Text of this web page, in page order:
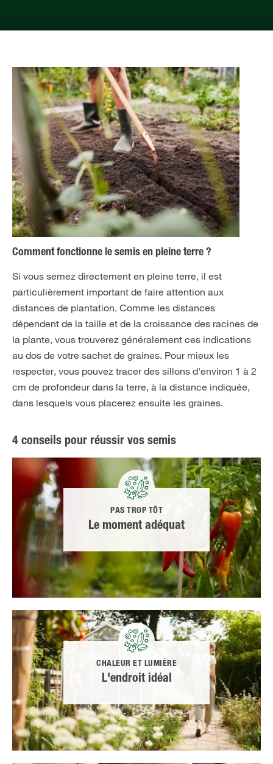
Comment fonctionne le semis en pleine terre ?
Si vous semez directement en pleine terre, il est
particulièrement important de faire attention aux
distances de plantation. Comme les distances
dépendent de la taille et de la croissance des racines de
la plante, vous trouverez généralement ces indications
au dos de votre sachet de graines. Pour mieux les
respecter, vous pouvez tracer des sillons d'environ 1 à 2
cm de profondeur dans la terre, à la distance indiquée,
dans lesquels vous placerez ensuite les graines.
4 conseils pour réussir vos semis
PAS TROP TÔT
Le moment adéquat
CHALEUR ET LUMIÈRE
L'endroit idéal